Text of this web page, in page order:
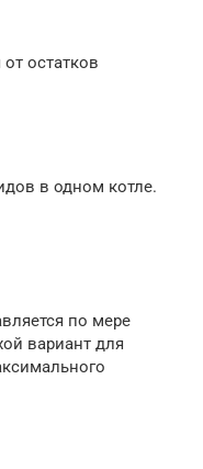
остатков
в одном котле.
по мере
вариант для